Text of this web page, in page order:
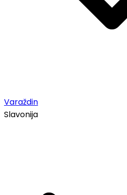
Varaždin
Slavonija